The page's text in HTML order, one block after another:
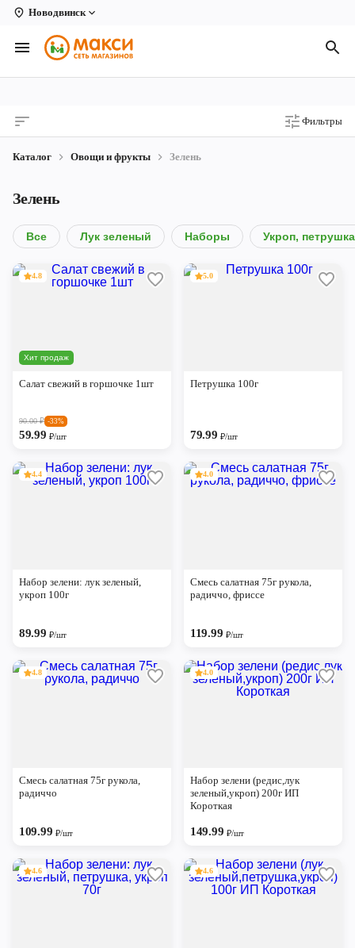
Новодвинск
Вологда
Архангельск
Киров
Коряжма
Котлас
Новодвинск
Череповец
Фильтры
Каталог Овощи и фрукты Зелень
Зелень
Все Лук зеленый Наборы Укроп,
Хит продаж
4.8
Салат свежий в горшочке 1шт
90.00₽ -33%
59.99₽/шт
5.0
Петрушка 100г
79.99₽/шт
4.4
Набор зелени: лук зеленый,
укроп 100г
89.99₽/шт
4.0
Смесь салатная 75г рукола,
радиччо, фриссе
119.99 ₽/шт
4.8
Смесь салатная 75г рукола,
радиччо
109.99 ₽/шт
4.0
Набор зелени (редис,лук
зеленый,укроп) 200г ИП
Короткая
149.99 ₽/шт
4.6 4.6